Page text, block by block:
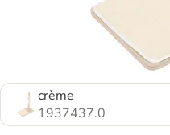
crème
1937437.0